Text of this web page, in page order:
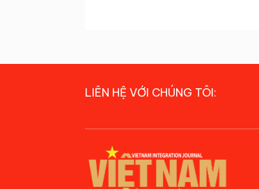
LIÊN HỆ VỚI CHÚNG TÔI: